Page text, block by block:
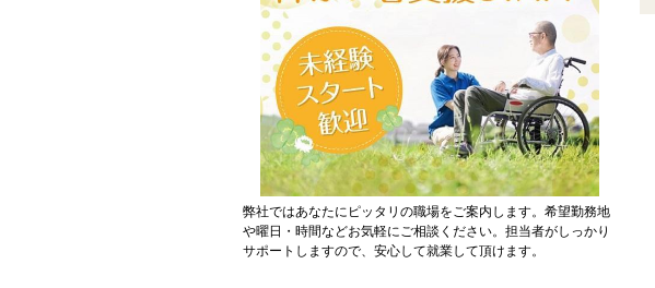
弊社ではあなたにピッタリの職場をご案内します。希望勤務地
や曜日・時間などお気軽にご相談ください。担当者がしっかり
サポートしますので、安心して就業して頂けます。